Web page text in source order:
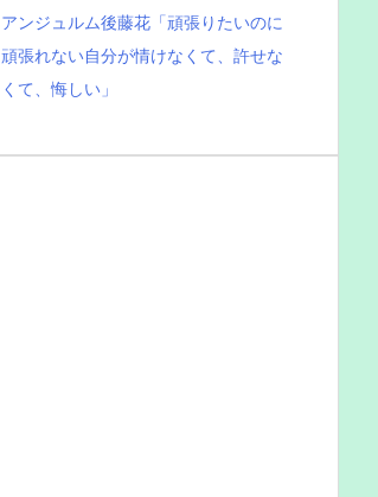
アンジュルム後藤花「頑張りたいのに
頑張れない自分が情けなくて、許せな
くて、悔しい」